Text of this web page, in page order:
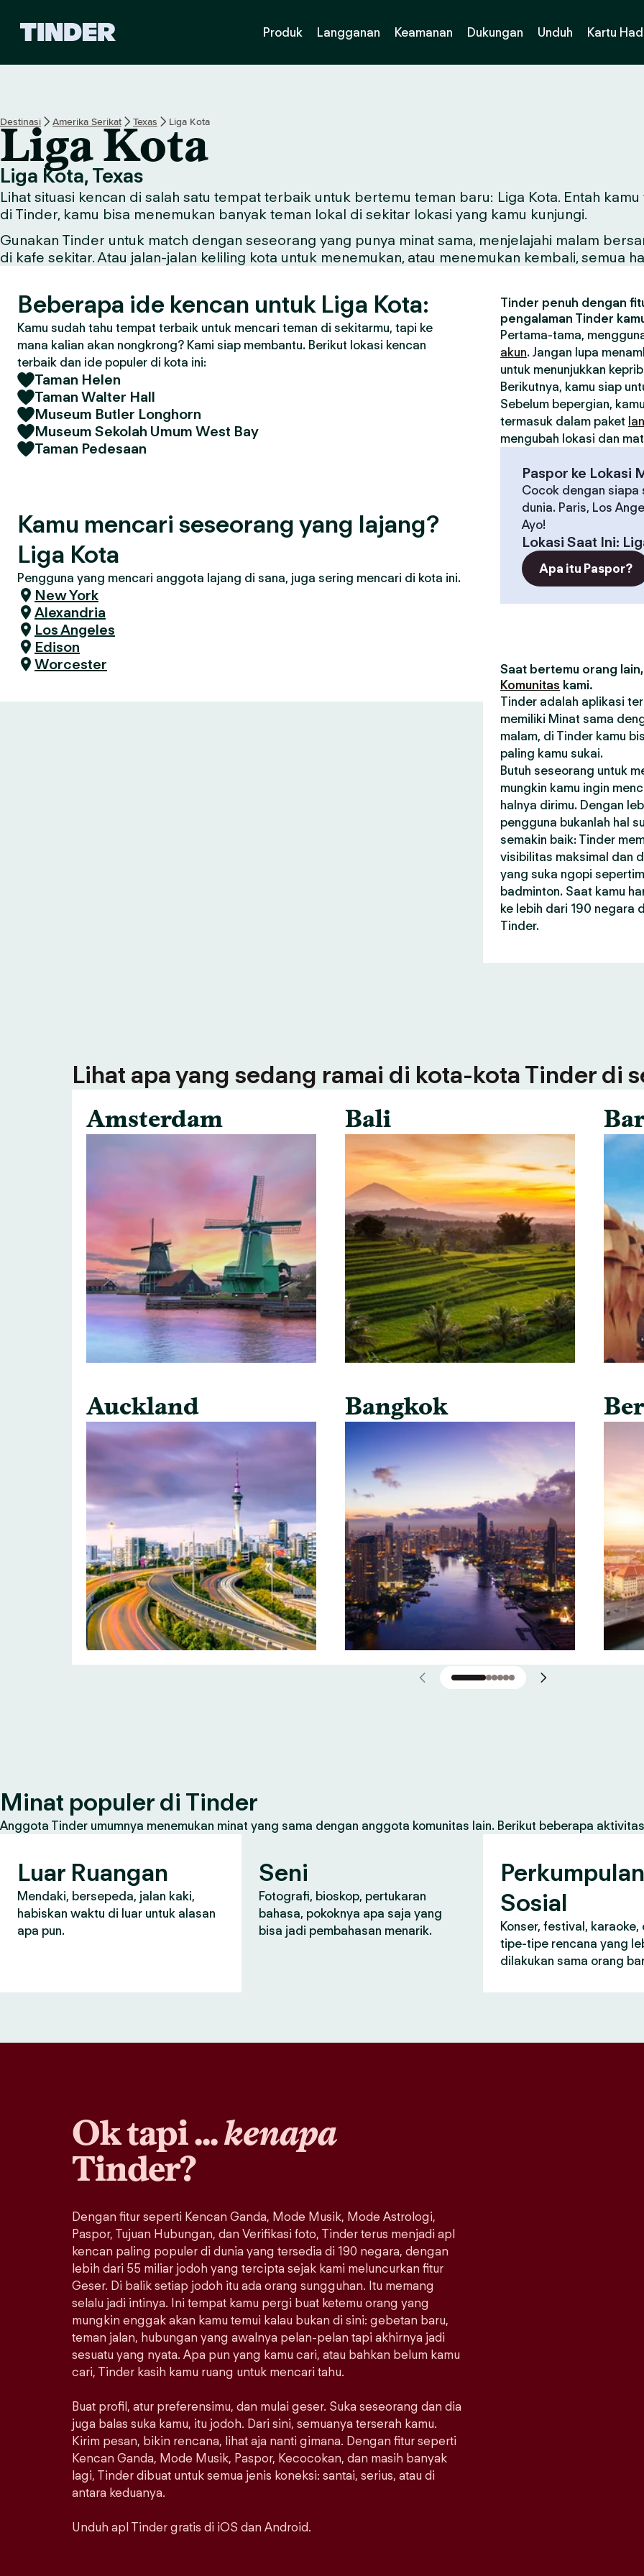
a
T
i
d
e
r
Produk Langganan Keamanan Dukungan Unduh Kartu
Destinasi Amerika Serikat Texas Liga Kota
Liga Kota
Liga Kota, Texas
Lihat situasi kencan di salah satu tempat terbaik untuk bertemu teman baru: Liga Kota. Entah
di Tinder, kamu bisa menemukan banyak teman lokal di sekitar lokasi yang kamu kunjungi.
Gunakan Tinder untuk match dengan seseorang yang punya minat sama, menjelajahi malam
di kafe sekitar. Atau jalan-jalan keliling kota untuk menemukan, atau menemukan kembali, semua
Beberapa ide kencan untuk Liga Kota:
Kamu sudah tahu tempat terbaik untuk mencari teman di sekitarmu, tapi ke
mana kalian akan nongkrong? Kami siap membantu. Berikut lokasi kencan
terbaik dan ide populer di kota ini:
Taman Helen
Taman Walter Hall
Museum Butler Longhorn
Museum Sekolah Umum West Bay
Taman Pedesaan
Kamu mencari seseorang yang lajang?
Liga Kota
Pengguna yang mencari anggota lajang di sana, juga sering mencari di kota ini.
New York
Alexandria
Los Angeles
Edison
Worcester
Tinder penuh dengan
pengalaman Tinder
Pertama-tama,
akun. Jangan lupa
untuk menunjukkan
Berikutnya, kamu siap
Sebelum bepergian,
termasuk dalam paket
mengubah lokasi dan
Paspor ke Lokasi
Cocok dengan siapa
dunia. Paris, Los
Ayo!
Lokasi Saat Ini:
Apa itu Paspor?
Saat bertemu orang
Komunitas kami.
Tinder adalah aplikasi
memiliki Minat sama
malam, di Tinder kamu
paling kamu sukai.
Butuh seseorang untuk
mungkin kamu ingin
halnya dirimu. Dengan
pengguna bukanlah hal
semakin baik: Tinder
visibilitas maksimal dan
yang suka ngopi
badminton. Saat kamu
ke lebih dari 190 negara
Tinder.
Lihat apa yang sedang ramai di kota-kota Tinder di
Amsterdam
Auckland
Bali
Bangkok
Minat populer di Tinder
Anggota Tinder umumnya menemukan minat yang sama dengan anggota komunitas lain. Berikut beberapa
Luar Ruangan
Mendaki, bersepeda, jalan kaki,
habiskan waktu di luar untuk alasan
apa pun.
Seni
Fotografi, bioskop, pertukaran
bahasa, pokoknya apa saja yang
bisa jadi pembahasan menarik.
Perkumpulan
Sosial
Konser, festival,
tipe-tipe rencana yang
dilakukan sama orang
Ok tapi ...kenapa
Tinder?
Dengan fitur seperti Kencan Ganda, Mode Musik, Mode Astrologi,
Paspor, Tujuan Hubungan, dan Verifikasi foto, Tinder terus menjadi apl
kencan paling populer di dunia yang tersedia di 190 negara, dengan
lebih dari 55 miliar jodoh yang tercipta sejak kami meluncurkan fitur
Geser. Di balik setiap jodoh itu ada orang sungguhan. Itu memang
selalu jadi intinya. Ini tempat kamu pergi buat ketemu orang yang
mungkin enggak akan kamu temui kalau bukan di sini: gebetan baru,
teman jalan, hubungan yang awalnya pelan-pelan tapi akhirnya jadi
sesuatu yang nyata. Apa pun yang kamu cari, atau bahkan belum kamu
cari, Tinder kasih kamu ruang untuk mencari tahu.
Buat profil, atur preferensimu, dan mulai geser. Suka seseorang dan dia
juga balas suka kamu, itu jodoh. Dari sini, semuanya terserah kamu.
Kirim pesan, bikin rencana, lihat aja nanti gimana. Dengan fitur seperti
Kencan Ganda, Mode Musik, Paspor, Kecocokan, dan masih banyak
lagi, Tinder dibuat untuk semua jenis koneksi: santai, serius, atau di
antara keduanya.
Unduh apl Tinder gratis di iOS dan Android.